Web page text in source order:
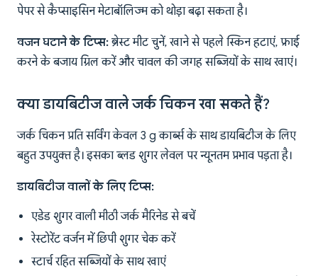
पेपर से कैप्साइसिन मेटाबॉलिज्म को थोड़ा बढ़ा सकता है।
वजन घटाने के टिप्स: ब्रेस्ट मीट चुनें, खाने से पहले स्किन हटाएं, फ्राई
करने के बजाय ग्रिल करें और चावल की जगह सब्जियों के साथ खाएं।
क्या डायबिटीज वाले जर्क चिकन खा सकते हैं?
जर्क चिकन प्रति सर्विंग केवल 3 g कार्ब्स के साथ डायबिटीज के लिए
बहुत उपयुक्त है। इसका ब्लड शुगर लेवल पर न्यूनतम प्रभाव पड़ता है।
डायबिटीज वालों के लिए टिप्स:
एडेड शुगर वाली मीठी जर्क मैरिनेड से बचें
रेस्टोरेंट वर्जन में छिपी शुगर चेक करें
स्टार्च रहित सब्जियों के साथ खाएं